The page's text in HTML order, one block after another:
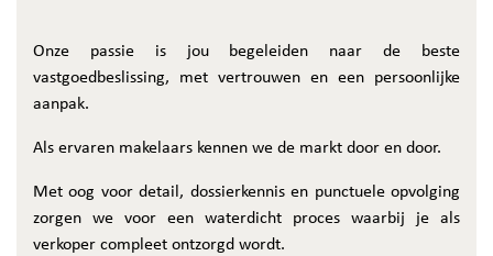
Onze passie is jou begeleiden naar de beste
vastgoedbeslissing, met vertrouwen en een persoonlijke
aanpak.
Als ervaren makelaars kennen we de markt door en door.
Met oog voor detail, dossierkennis en punctuele opvolging
zorgen we voor een waterdicht proces waarbij je als
verkoper compleet ontzorgd wordt.